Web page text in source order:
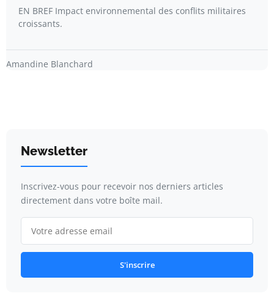
EN BREF Impact environnemental des conflits militaires
croissants.
Amandine Blanchard
Newsletter
Inscrivez-vous pour recevoir nos derniers articles
directement dans votre boîte mail.
S'inscrire